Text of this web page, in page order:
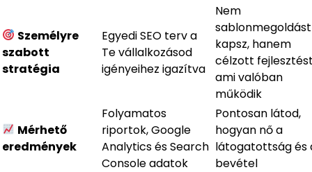
Személyre
szabott
stratégia
Egyedi SEO terv a
Te vállalkozásod
igényeihez igazítva
Nem
sablonmegoldást
kapsz, hanem
célzott
ami valóban
működik
Mérhető
eredmények
Folyamatos
riportok, Google
Analytics és Search
Console adatok
Pontosan látod,
hogyan nő a
látogatottság és
bevétel